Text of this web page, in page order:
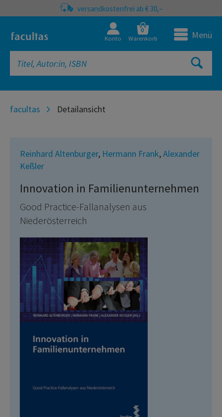
versandkostenfrei ab € 30,–
Konto
0
Warenkorb Menü
facultas Detailansicht
Reinhard Altenburger, Hermann Frank,Alexander
Keßler
Innovation in Familienunternehmen
Good Practice-Fallanalysen aus
Niederösterreich